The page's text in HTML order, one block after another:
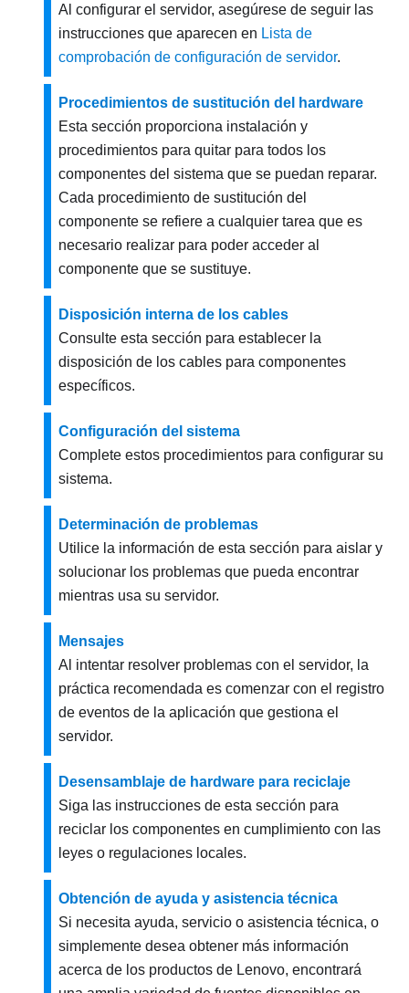
Al configurar el servidor, asegúrese de seguir las
instrucciones que aparecen en Lista de
comprobación de configuración de servidor.
Procedimientos de sustitución del hardware
Esta sección proporciona instalación y
procedimientos para quitar para todos los
componentes del sistema que se puedan reparar.
Cada procedimiento de sustitución del
componente se refiere a cualquier tarea que es
necesario realizar para poder acceder al
componente que se sustituye.
Disposición interna de los cables
Consulte esta sección para establecer la
disposición de los cables para componentes
específicos.
Configuración del sistema
Complete estos procedimientos para configurar su
sistema.
Determinación de problemas
Utilice la información de esta sección para aislar y
solucionar los problemas que pueda encontrar
mientras usa su servidor.
Mensajes
Al intentar resolver problemas con el servidor, la
práctica recomendada es comenzar con el registro
de eventos de la aplicación que gestiona el
servidor.
Desensamblaje de hardware para reciclaje
Siga las instrucciones de esta sección para
reciclar los componentes en cumplimiento con las
leyes o regulaciones locales.
Obtención de ayuda y asistencia técnica
Si necesita ayuda, servicio o asistencia técnica, o
simplemente desea obtener más información
acerca de los productos de Lenovo, encontrará